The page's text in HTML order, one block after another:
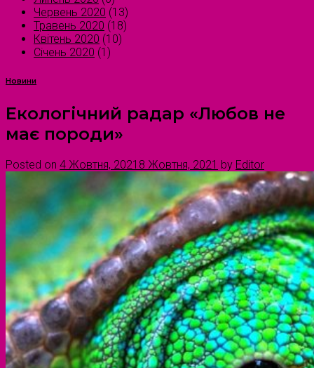
Червень 2020 (13)
Травень 2020 (18)
Квітень 2020 (10)
Січень 2020 (1)
Новини
Екологічний радар «Любов не
має породи»
Posted on 4 Жовтня, 2021 8 Жовтня, 2021 by Editor